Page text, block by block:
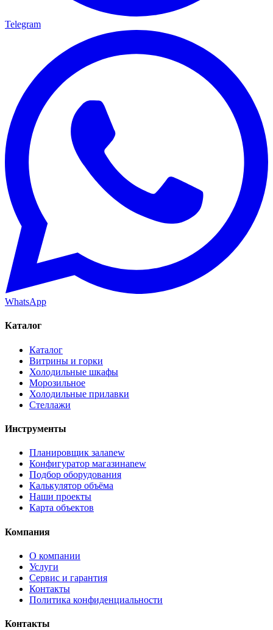
Telegram
WhatsApp
Каталог
Каталог
Витрины и горки
Холодильные шкафы
Морозильное
Холодильные прилавки
Стеллажи
Инструменты
Планировщик залаnew
Конфигуратор магазинаnew
Подбор оборудования
Калькулятор объёма
Наши проекты
Карта объектов
Компания
О компании
Услуги
Сервис и гарантия
Контакты
Политика конфиденциальности
Контакты